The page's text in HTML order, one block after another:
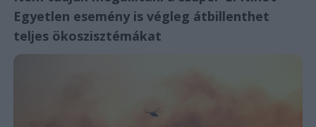
Egyetlen esemény is végleg átbillenthet
teljes ökoszisztémákat